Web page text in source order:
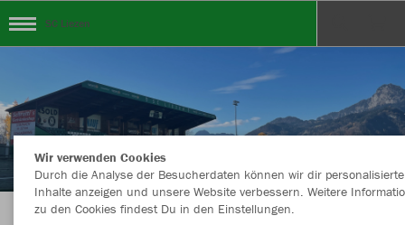
SC Liezen
Wir verwenden Cookies
Durch die Analyse der Besucherdaten können wir dir personalisierte
Inhalte anzeigen und unsere Website verbessern. Weitere
zu den Cookies findest Du in den Einstellungen.